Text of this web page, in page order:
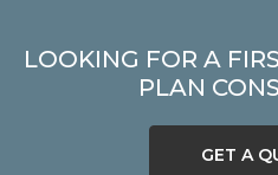
LOOKING FOR A
PLAN
GET A